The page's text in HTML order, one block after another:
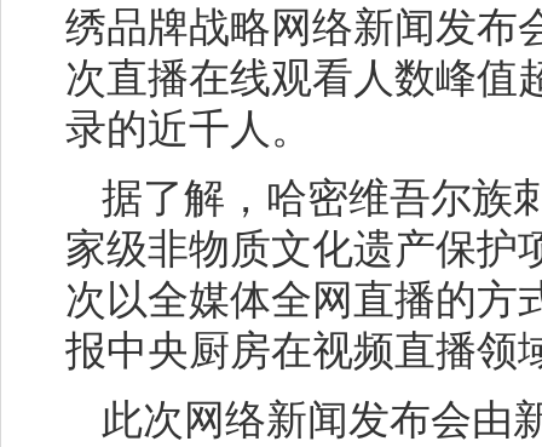
绣品牌战略网络新闻发布
次直播在线观看人数峰值
录的近千人。
据了解，哈密维吾尔族
家级非物质文化遗产保护
次以全媒体全网直播的方
报中央厨房在视频直播领
此次网络新闻发布会由